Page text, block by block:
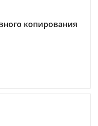
копирования